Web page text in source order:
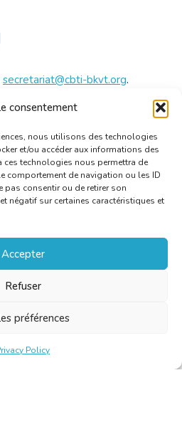
consentement
nous utilisons des technologies
et/ou accéder aux informations des
ces technologies nous permettra de
comportement de navigation ou les ID
pas consentir ou de retirer son
négatif sur certaines caractéristiques et
Accepter
Refuser
préférences
Policy
secretariat@cbti-bkvt.org.
zijn.